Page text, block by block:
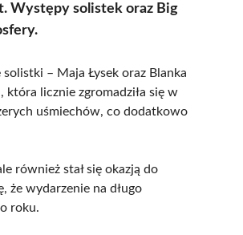
Występy solistek oraz Big
– Maja Łysek oraz Blanka
która licznie zgromadziła się w
uśmiechów, co dodatkowo
również stał się okazją do
że wydarzenie na długo
roku.